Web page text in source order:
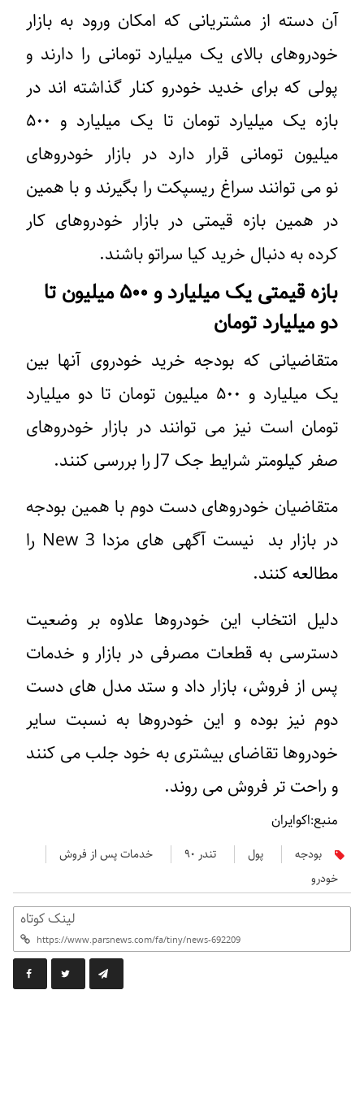
آن دسته از مشتریانی که امکان ورود به بازار
خودروهای بالای یک میلیارد تومانی را دارند و
پولی که برای خدید خودرو کنار گذاشته اند در
بازه یک میلیارد تومان تا یک میلیارد و ۵۰۰
میلیون تومانی قرار دارد در بازار خودروهای
نو می توانند سراغ ریسپکت را بگیرند و با همین
در همین بازه قیمتی در بازار خودروهای کار
کرده به دنبال خرید کیا سراتو باشند.
بازه قیمتی یک میلیارد و ۵۰۰ میلیون تا
دو میلیارد تومان
متقاضیانی که بودجه خرید خودروی آنها بین
یک میلیارد و ۵۰۰ میلیون تومان تا دو میلیارد
تومان است نیز می توانند در بازار خودروهای
صفر کیلومتر شرایط جک J7 را بررسی کنند.
متقاضیان خودروهای دست دوم با همین بودجه
در بازار بد نیست آگهی های مزدا 3 New را
مطالعه کنند.
دلیل انتخاب این خودروها علاوه بر وضعیت
دسترسی به قطعات مصرفی در بازار و خدمات
پس از فروش، بازار داد و ستد مدل های دست
دوم نیز بوده و این خودروها به نسبت سایر
خودروها تقاضای بیشتری به خود جلب می کنند
و راحت تر فروش می روند.
منبع:اکوایران
بودجه پول تندر ۹۰
خدمات پس از فروش
خودرو
لینک کوتاه